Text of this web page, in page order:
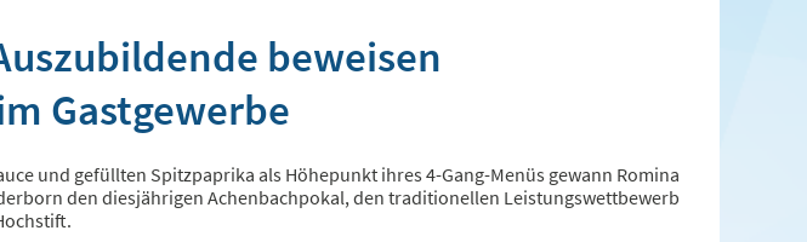
beweisen
Gastgewerbe
und gefüllten Spitzpaprika als Höhepunkt ihres 4-Gang-Menüs gewann Romina
den diesjährigen Achenbachpokal, den traditionellen Leistungswettbewerb